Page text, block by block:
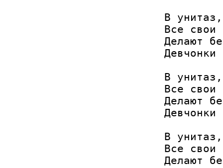
В
Все свои
Делают
Девчонки
В
Все свои
Делают
Девчонки
В
Все свои
Делают